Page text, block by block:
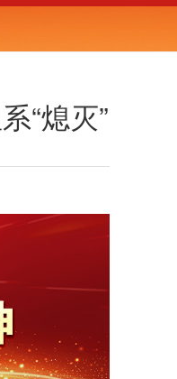
“熄灭”